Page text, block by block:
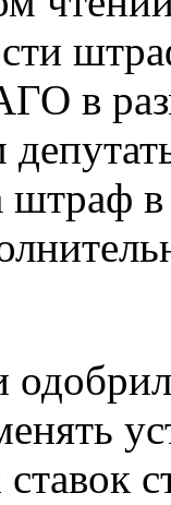
в
штраф